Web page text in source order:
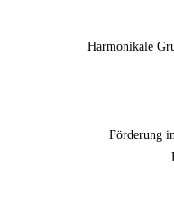
Harmonikale
Förderung